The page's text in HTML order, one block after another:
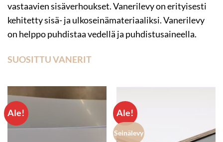
vastaavien sisäverhoukset. Vanerilevy on erityisesti
kehitetty sisä- ja ulkoseinämateriaaliksi. Vanerilevy
on helppo puhdistaa vedellä ja puhdistusaineella.
SUOSITTU VANERIT
Ale! Ale!
Seinälevy